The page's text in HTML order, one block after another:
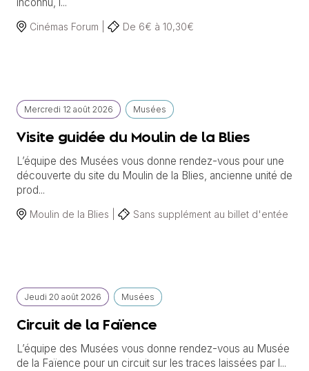
inconnu, l...
Cinémas Forum | De 6€ à 10,30€
Mercredi 12 août 2026 Musées
Visite guidée du Moulin de la Blies
L’équipe des Musées vous donne rendez-vous pour une
découverte du site du Moulin de la Blies, ancienne unité de
prod...
Moulin de la Blies | Sans supplément au billet d'entée
Jeudi 20 août 2026 Musées
Circuit de la Faïence
L’équipe des Musées vous donne rendez-vous au Musée
de la Faïence pour un circuit sur les traces laissées par l...